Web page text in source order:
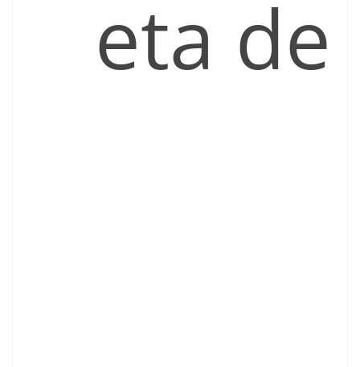
eta de